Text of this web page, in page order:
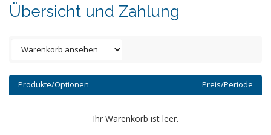
Übersicht und Zahlung
Produkte/Optionen Preis/Periode
Ihr Warenkorb ist leer.